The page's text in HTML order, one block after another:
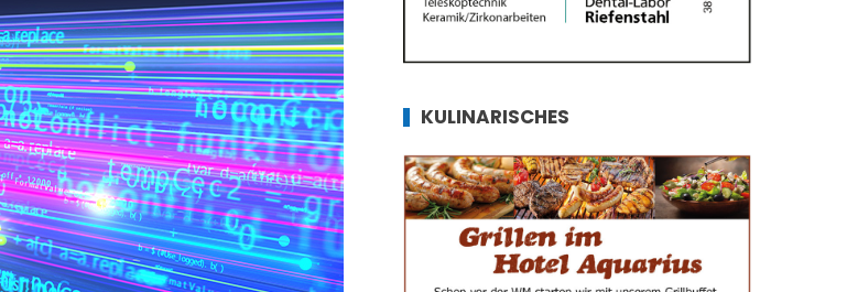
KULINARISCHES